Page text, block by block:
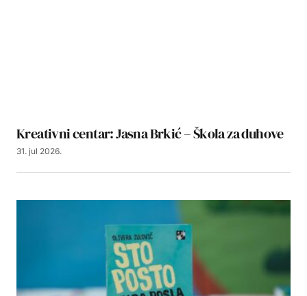
Kreativni centar: Jasna Brkić – Škola za duhove
31. jul 2026.